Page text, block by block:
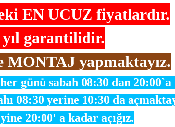
EN UCUZ fiyatlardır.
yıl garantilidir.
MONTAJ yapmaktayız.
günü sabah 08:30 dan 20:00`a
08:30 yerine 10:30 da
20:00' a kadar açığız.